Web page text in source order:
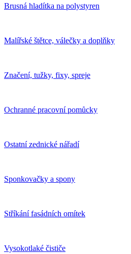
Brusná hladítka na polystyren
Malířské štětce, válečky a doplňky
Značení, tužky, fixy, spreje
Ochranné pracovní pomůcky
Ostatní zednické nářadí
Sponkovačky a spony
Stříkání fasádních omítek
Vysokotlaké čističe